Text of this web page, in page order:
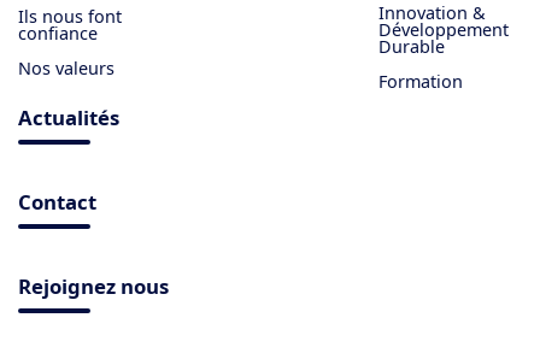
Ils nous font
confiance
Nos valeurs
Innovation &
Développement
Durable
Formation
Actualités
Contact
Rejoignez nous